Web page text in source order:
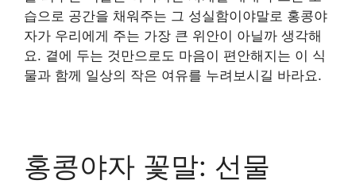
습으로 공간을 채워주는 그 성실함이야말로 홍콩야
자가 우리에게 주는 가장 큰 위안이 아닐까 생각해
요. 곁에 두는 것만으로도 마음이 편안해지는 이 식
물과 함께 일상의 작은 여유를 누려보시길 바라요.
홍콩야자 꽃말: 선물